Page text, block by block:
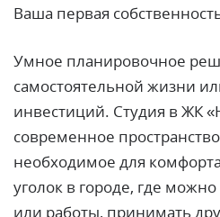
Ваша первая
Умное планировочное
самостоятельной жизни
инвестиций. Студия в ЖК
современное
необходимое для
уголок в городе, где
или работы, принимать